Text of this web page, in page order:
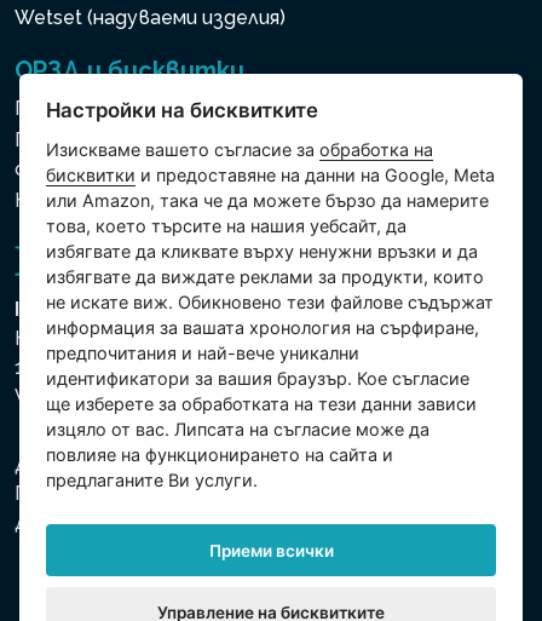
Wetset (надуваеми изделия)
ОРЗД и бисквитки
Политика за използване на бисквитки
Политика за защита на личните и други
обработвани данни
Настройки на бисквитките
Intex Trading, s.r.o.
Hradecká 2526/3
130 00 Praha 3
Vinohrady - Česká republika
Дружеството е регистрирано в Градския съд в
Прага, раздел С, партида 74759. Ид.№: 26150808,
Данъчен Ид.№: CZ26150808.
Настройки на бисквитките
Изискваме вашето съгласие заобработка на
бисквитки и предоставяне на данни на Google, Meta
или Amazon, така че да можете бързо да намерите
това, което търсите на нашия уебсайт, да
избягвате да кликвате върху ненужни връзки и да
избягвате да виждате реклами за продукти, които
не искате виж. Обикновено тези файлове съдържат
информация за вашата хронология на сърфиране,
предпочитания и най-вече уникални
идентификатори за вашия браузър. Кое съгласие
ще изберете за обработката на тези данни зависи
изцяло от вас. Липсата на съгласие може да
повлияе на функционирането на сайта и
предлаганите Ви услуги.
Приеми всички
Управление на бисквитките